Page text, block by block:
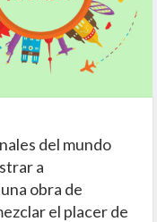
del mundo
a
obra de
el placer de